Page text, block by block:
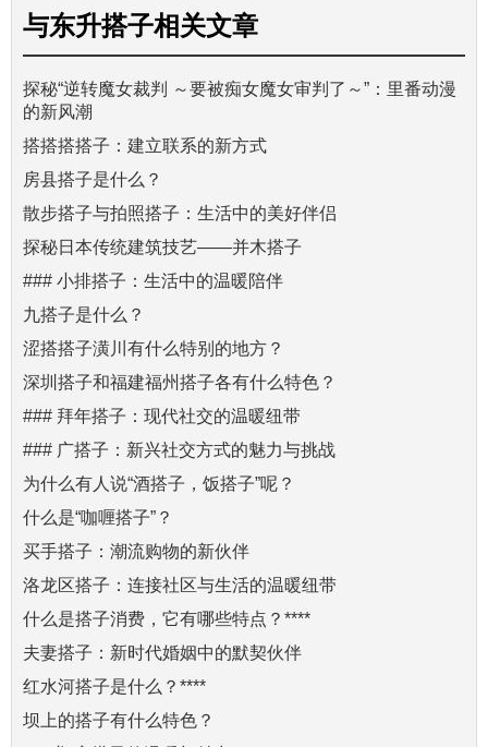
与东升搭子相关文章
探秘“逆转魔女裁判 ～要被痴女魔女审判了～”：里番动漫
的新风潮
搭搭搭搭子：建立联系的新方式
房县搭子是什么？
散步搭子与拍照搭子：生活中的美好伴侣
探秘日本传统建筑技艺——并木搭子
### 小排搭子：生活中的温暖陪伴
九搭子是什么？
涩搭搭子潢川有什么特别的地方？
深圳搭子和福建福州搭子各有什么特色？
### 拜年搭子：现代社交的温暖纽带
### 广搭子：新兴社交方式的魅力与挑战
为什么有人说“酒搭子，饭搭子”呢？
什么是“咖喱搭子”？
买手搭子：潮流购物的新伙伴
洛龙区搭子：连接社区与生活的温暖纽带
什么是搭子消费，它有哪些特点？****
夫妻搭子：新时代婚姻中的默契伙伴
红水河搭子是什么？****
坝上的搭子有什么特色？